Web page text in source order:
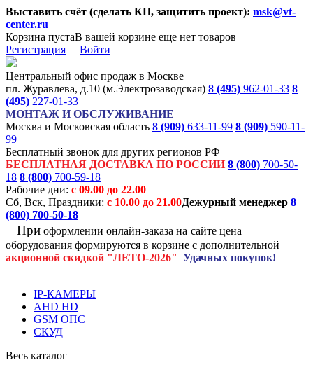
Выставить счёт (сделать КП, защитить проект): msk@vt-
center.ru
Корзина пустаВ вашей корзине еще нет товаров
Регистрация
Войти
Центральный офис продаж в Москве
пл. Журавлева, д.10 (м.Электрозаводская) 8 (495) 962-01-33 8
(495) 227-01-33
МОНТАЖ И ОБСЛУЖИВАНИЕ
Москва и Московская область 8 (909) 633-11-99 8 (909) 590-11-
99
Бесплатный звонок для других регионов РФ
БЕСПЛАТНАЯ ДОСТАВКА ПО РОССИИ 8 (800) 700-50-
18 8 (800) 700-59-18
Рабочие дни: с 09.00 до 22.00
Сб, Вск, Праздники: с 10.00 до 21.00Дежурный менеджер 8
(800) 700-50-18
При оформлении онлайн-заказа на сайте цена
оборудования формируются в корзине с дополнительной
акционной скидкой "ЛЕТО-2026" Удачных покупок!
IP-КАМЕРЫ
AHD HD
GSM ОПС
СКУД
Весь каталог